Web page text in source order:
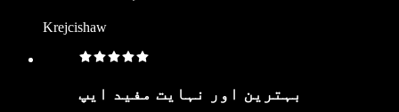
Krejcishaw
بہترین اور نہایت مفید ایپ